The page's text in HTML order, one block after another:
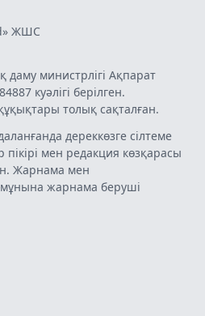
ЖШС
министрлігі Ақпарат
куәлігі берілген.
толық сақталған.
дереккөзге сілтеме
пікірі мен редакция көзқарасы
Жарнама мен
жарнама беруші